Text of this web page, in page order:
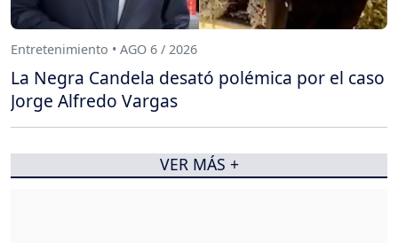
Entretenimiento • AGO 6 / 2026
La Negra Candela desató polémica por el caso
Jorge Alfredo Vargas
VER MÁS +